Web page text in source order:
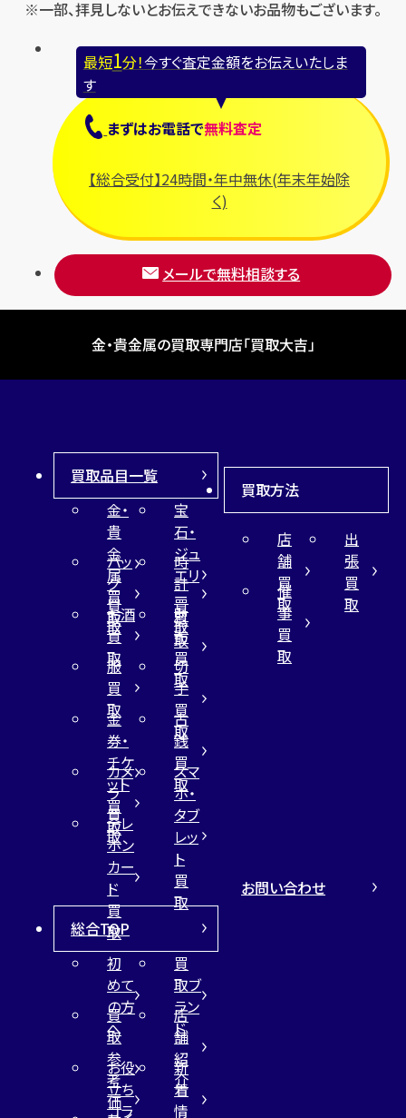
※一部、拝見しないとお伝えできないお品物もございます。
最短1分！今すぐ査定金額をお伝えいたしま
す
まずはお電話で無料査定
【総合受付】24時間・年中無休(年末年始除
く)
メールで無料相談する
金・貴金属の買取専門店「買取大吉」
買取品目一覧
金・
貴
金
属
買
取
宝
石・
ジュ
エリ
ー
買
取
バッ
グ
買
取
時
計
買
取
お酒
買
取
財
布
買
取
服
買
取
切
手
買
取
金
券・
チケ
ット
買
取
古
銭
買
取
カメ
ラ
買
取
スマ
ホ・
タブ
レッ
ト
買
取
テレ
ホン
カー
ド
買
取
買取方法
店
舗
買
取
出
張
買
取
催
事
買
取
総合TOP
初
めて
の方
へ
買
取ブ
ラン
ド
買
取
参
考
価
店
舗
紹
介
お役
立ち
コラ
新
着
情
お問い合わせ